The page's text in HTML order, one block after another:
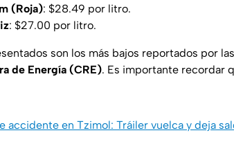
(Roja): $28.49 por litro.
: $27.00 por litro.
son los más bajos reportados por las
de Energía (CRE). Es importante recordar
accidente en Tzimol: Tráiler vuelca y deja